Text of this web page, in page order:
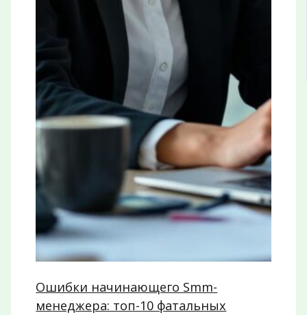
Ошибки начинающего Smm-
менеджера: топ-10 фатальных